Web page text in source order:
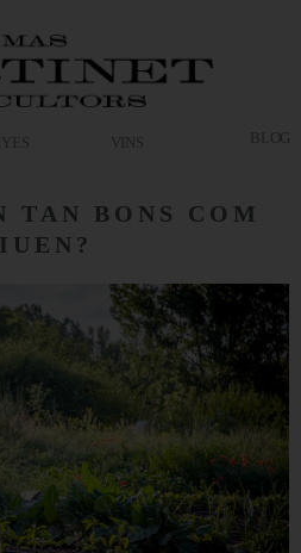
VINS BLOG
TAN BONS COM